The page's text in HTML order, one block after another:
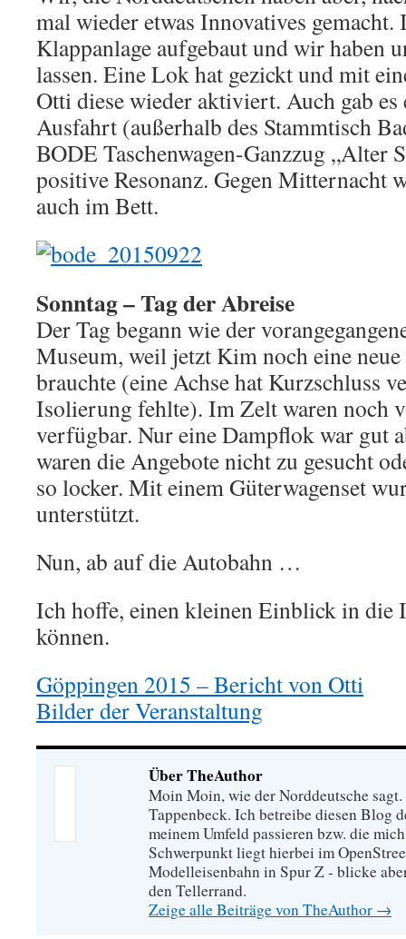
mal wieder etwas Innovatives gemacht.
Klappanlage aufgebaut und wir haben
lassen. Eine Lok hat gezickt und mit
Otti diese wieder aktiviert. Auch gab
Ausfahrt (außerhalb des Stammtisch
BODE Taschenwagen-Ganzzug „Alter
positive Resonanz. Gegen Mitternacht
auch im Bett.
Sonntag – Tag der Abreise
Der Tag begann wie der
Museum, weil jetzt Kim noch eine
brauchte (eine Achse hat Kurzschluss
Isolierung fehlte). Im Zelt waren noch
verfügbar. Nur eine Dampflok war gut
waren die Angebote nicht zu gesucht
so locker. Mit einem Güterwagenset
unterstützt.
Nun, ab auf die Autobahn …
Ich hoffe, einen kleinen Einblick in die
können.
Göppingen 2015 – Bericht von Otti
Bilder der Veranstaltung
Über TheAuthor
Moin Moin, wie der Norddeutsche
Tappenbeck. Ich betreibe diesen Blog
meinem Umfeld passieren bzw. die
Schwerpunkt liegt hierbei im
Modelleisenbahn in Spur Z - blicke
den Tellerrand.
Zeige alle Beiträge von TheAuthor →